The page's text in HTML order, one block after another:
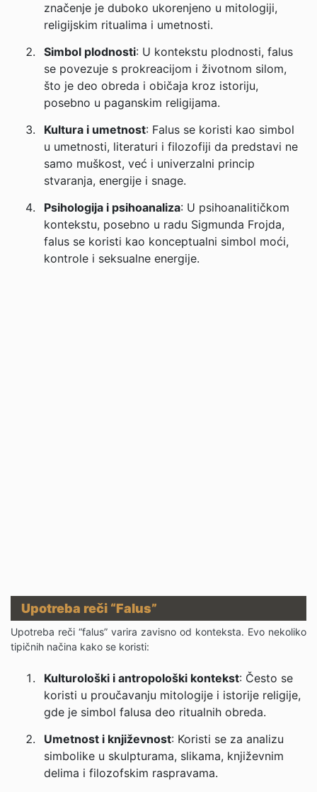
značenje je duboko ukorenjeno u mitologiji,
religijskim ritualima i umetnosti.
Simbol plodnosti: U kontekstu plodnosti, falus
se povezuje s prokreacijom i životnom silom,
što je deo obreda i običaja kroz istoriju,
posebno u paganskim religijama.
Kultura i umetnost: Falus se koristi kao simbol
u umetnosti, literaturi i filozofiji da predstavi ne
samo muškost, već i univerzalni princip
stvaranja, energije i snage.
Psihologija i psihoanaliza: U psihoanalitičkom
kontekstu, posebno u radu Sigmunda Frojda,
falus se koristi kao konceptualni simbol moći,
kontrole i seksualne energije.
Upotreba reči “Falus”
Upotreba reči “falus” varira zavisno od konteksta. Evo nekoliko
tipičnih načina kako se koristi:
Kulturološki i antropološki kontekst: Često se
koristi u proučavanju mitologije i istorije religije,
gde je simbol falusa deo ritualnih obreda.
Umetnost i književnost: Koristi se za analizu
simbolike u skulpturama, slikama, književnim
delima i filozofskim raspravama.